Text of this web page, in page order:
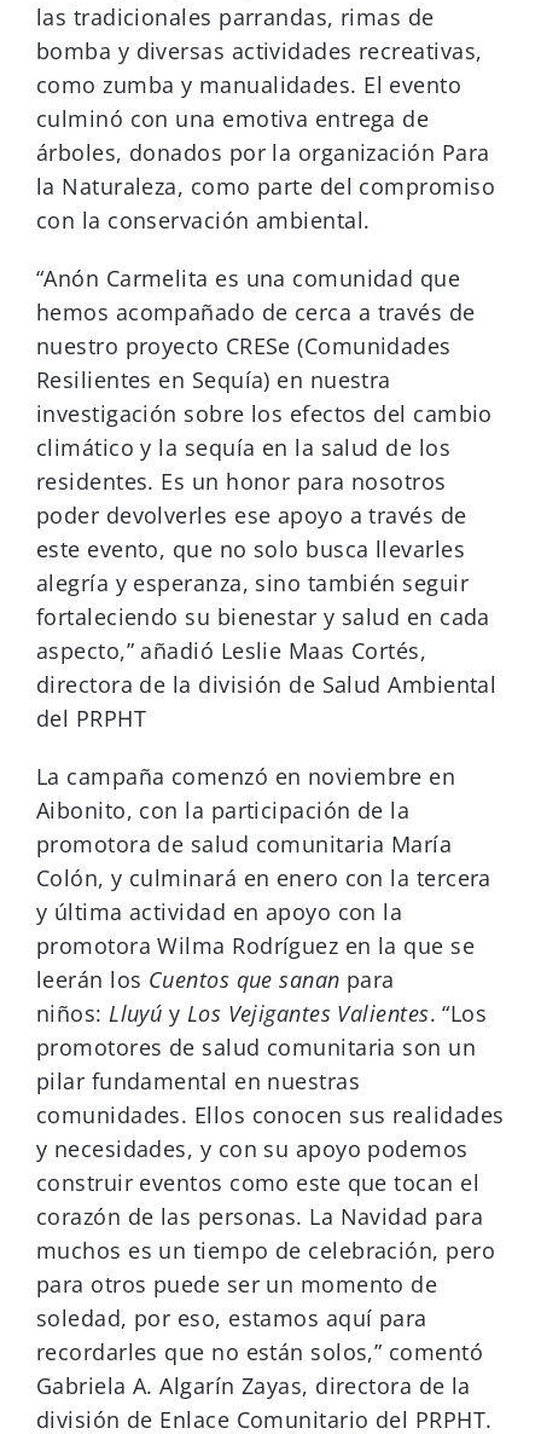
las tradicionales parrandas, rimas de
bomba y diversas actividades recreativas,
como zumba y manualidades. El evento
culminó con una emotiva entrega de
árboles, donados por la organización Para
la Naturaleza, como parte del compromiso
con la conservación ambiental.
“Anón Carmelita es una comunidad que
hemos acompañado de cerca a través de
nuestro proyecto CRESe (Comunidades
Resilientes en Sequía) en nuestra
investigación sobre los efectos del cambio
climático y la sequía en la salud de los
residentes. Es un honor para nosotros
poder devolverles ese apoyo a través de
este evento, que no solo busca llevarles
alegría y esperanza, sino también seguir
fortaleciendo su bienestar y salud en cada
aspecto,” añadió Leslie Maas Cortés,
directora de la división de Salud Ambiental
del PRPHT
La campaña comenzó en noviembre en
Aibonito, con la participación de la
promotora de salud comunitaria María
Colón, y culminará en enero con la tercera
y última actividad en apoyo con la
promotora Wilma Rodríguez en la que se
leerán los Cuentos que sanan para
niños:Lluyú y Los Vejigantes Valientes. “Los
promotores de salud comunitaria son un
pilar fundamental en nuestras
comunidades. Ellos conocen sus realidades
y necesidades, y con su apoyo podemos
construir eventos como este que tocan el
corazón de las personas. La Navidad para
muchos es un tiempo de celebración, pero
para otros puede ser un momento de
soledad, por eso, estamos aquí para
recordarles que no están solos,” comentó
Gabriela A. Algarín Zayas, directora de la
división de Enlace Comunitario del PRPHT.